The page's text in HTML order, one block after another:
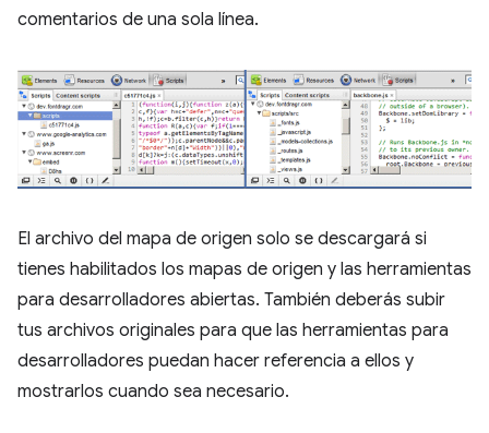
comentarios de una sola línea.
El archivo del mapa de origen solo se descargará si
tienes habilitados los mapas de origen y las herramientas
para desarrolladores abiertas. También deberás subir
tus archivos originales para que las herramientas para
desarrolladores puedan hacer referencia a ellos y
mostrarlos cuando sea necesario.